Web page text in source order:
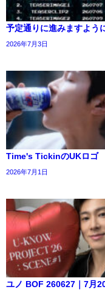
予定通りに進みますよう
2026年7月3日
Time's TickinのUKロゴ
2026年7月1日
ユノ BOF 260627｜7月